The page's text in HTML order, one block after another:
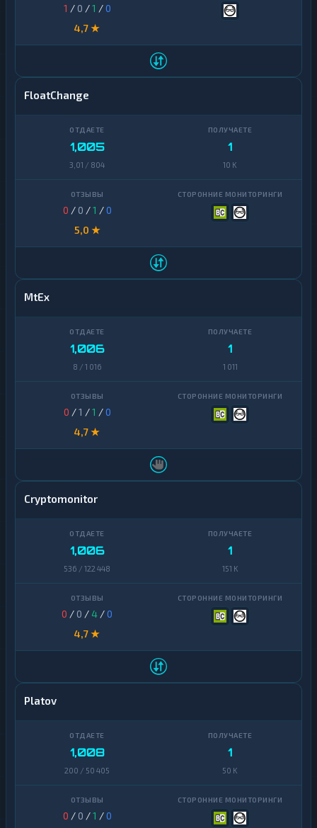
1 / 0 /1 /0
4,7 ★
FloatChange
1,005
3,01 / 804
1
10 K
0 / 0 /1 /0
5,0 ★
MtEx
1,006
8 / 1 016
1
1 011
0 /1 /1 /0
4,7 ★
Cryptomonitor
1,006
536 / 122 448
1
151 K
0 / 0 / 4 /0
4,7 ★
Platov
1,008
200 / 50 405
1
50 K
0 / 0 /1 /0